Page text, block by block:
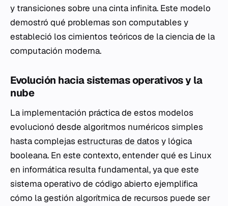
y transiciones sobre una cinta infinita. Este modelo
demostró qué problemas son computables y
estableció los cimientos teóricos de la ciencia de la
computación moderna.
Evolución hacia sistemas operativos y la
nube
La implementación práctica de estos modelos
evolucionó desde algoritmos numéricos simples
hasta complejas estructuras de datos y lógica
booleana. En este contexto, entender qué es Linux
en informática resulta fundamental, ya que este
sistema operativo de código abierto ejemplifica
cómo la gestión algorítmica de recursos puede ser